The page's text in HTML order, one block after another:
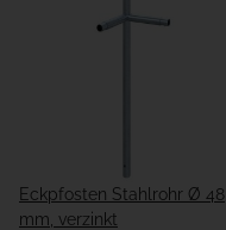
Eckpfosten Stahlrohr Ø 48
mm, verzinkt